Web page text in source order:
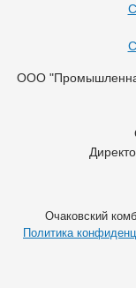
ООО
Очаковский
Политика